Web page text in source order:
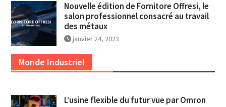
Nouvelle édition de Fornitore Offresi, le
salon professionnel consacré au travail
des métaux
janvier 24, 2023
Monde Industriel
L’usine flexible du futur vue par Omron